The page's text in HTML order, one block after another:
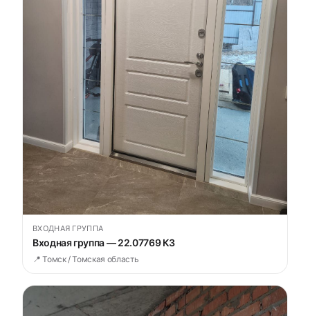
ВХОДНАЯ ГРУППА
Входная группа — 22.07769 К3
📍 Томск / Томская область